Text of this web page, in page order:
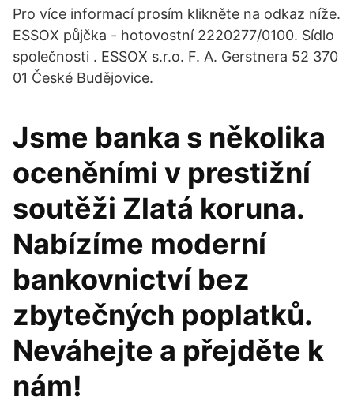
Pro více informací prosím klikněte na odkaz níže.
ESSOX půjčka - hotovostní 2220277/0100. Sídlo
společnosti . ESSOX s.r.o. F. A. Gerstnera 52 370
01 České Budějovice.
Jsme banka s několika
oceněními v prestižní
soutěži Zlatá koruna.
Nabízíme moderní
bankovnictví bez
zbytečných poplatků.
Neváhejte a přejděte k
nám!